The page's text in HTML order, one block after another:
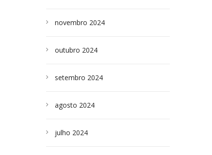
novembro 2024
outubro 2024
setembro 2024
agosto 2024
julho 2024